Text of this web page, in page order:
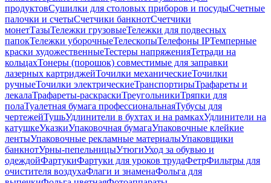
продуктовСушилки для столовых приборов и посудыСчетные
палочки и счетыСчетчики банкнотСчетчики
монетТазыТележки грузовыеТележки для подвесных
папокТележки уборочныеТелескопыТелефоны IPТемперные
краски художественныеТестеры напряженияТетради на
кольцахТонеры (порошок) совместимые для заправки
лазерных картриджейТочилки механическиеТочилки
ручныеТочилки электрическиеТранспортирыТрафареты и
лекалаТрафареты-раскраскиТреугольникиТряпки для
полаТуалетная бумага профессиональнаяТубусы для
чертежейТушьУдлинители в бухтах и на рамкахУдлинители на
катушкеУказкиУпаковочная бумагаУпаковочные клейкие
лентыУпаковочные рекламные материалыУпаковщики
банкнотУрны-пепельницыУтюгиУход за обувью и
одеждойФартукиФартуки для уроков трудаФетрФильтры для
очистителя воздухаФлаги и знаменаФольга для